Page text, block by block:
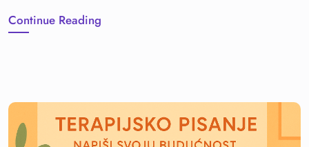
Continue Reading